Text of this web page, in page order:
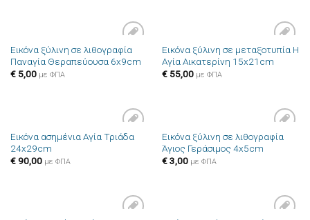
Πρόσθήκη
στην λίστα
Εικόνα ξύλινη σε λιθογραφία
Παναγία Θεραπεύουσα 6x9cm
€5,00 με ΦΠΑ
Πρόσθήκη
στην λίστα
Εικόνα ξύλινη σε μεταξοτυπία Η
Αγία Αικατερίνη 15x21cm
€55,00 με ΦΠΑ
Πρόσθήκη
Εικόνα ασημένια Αγία Τριάδα
24x29cm
€90,00 με ΦΠΑ
Πρόσθήκη
στην λίστα
Εικόνα ξύλινη σε λιθογραφία
Άγιος Γεράσιμος 4x5cm
€3,00 με ΦΠΑ